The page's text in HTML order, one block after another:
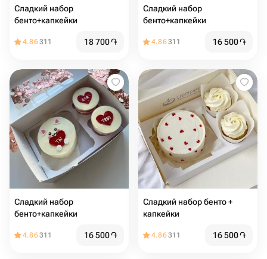
Сладкий набор
бенто+капкейки
4.86311 18 700֏
Сладкий набор
бенто+капкейки
4.86311 16 500֏
Сладкий набор
бенто+капкейки
4.86311 16 500֏
Сладкий набор бенто +
капкейки
4.86311 16 500֏